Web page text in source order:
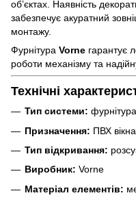
об’єктах. Наявність
забезпечує акуратний
монтажу.
Фурнітура Vorne гарантує
роботи механізму та
Технічні
Тип системи:
Призначення: ПВХ
Тип відкривання:
Виробник: Vorne
Матеріал елементів: